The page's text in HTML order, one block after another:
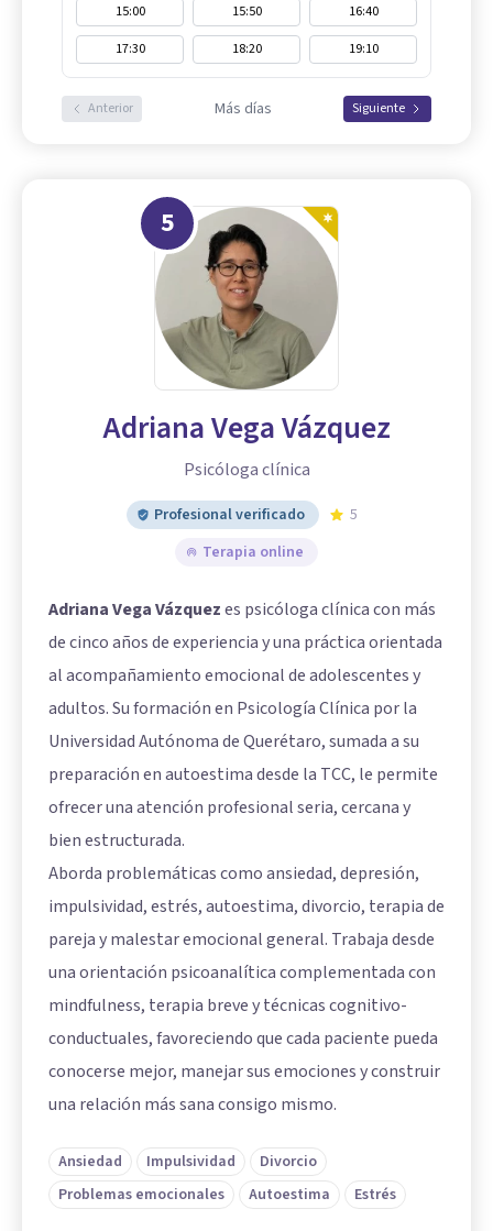
15:00 15:50
16:40
17:30
18:20 19:10
Anterior Más días Siguiente
5
Adriana Vega Vázquez
Psicóloga clínica
Profesional verificado
5
Terapia online
Adriana Vega Vázquezes psicóloga clínica con más
de cinco años de experiencia y una práctica orientada
al acompañamiento emocional de adolescentes y
adultos. Su formación en Psicología Clínica por la
Universidad Autónoma de Querétaro, sumada a su
preparación en autoestima desde la TCC, le permite
ofrecer una atención profesional seria, cercana y
bien estructurada.
Aborda problemáticas como ansiedad, depresión,
impulsividad, estrés, autoestima, divorcio, terapia de
pareja y malestar emocional general. Trabaja desde
una orientación psicoanalítica complementada con
mindfulness, terapia breve y técnicas cognitivo-
conductuales, favoreciendo que cada paciente pueda
conocerse mejor, manejar sus emociones y construir
una relación más sana consigo mismo.
Ansiedad Impulsividad
Divorcio
Problemas emocionales
Autoestima Estrés